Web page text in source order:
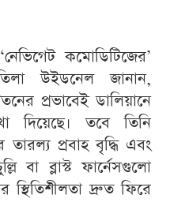
কমোডিটিজের’
উইডনেল জানান,
প্রভাবেই ডালিয়ানে
দিয়েছে। তবে তিনি
তারল্য প্রবাহ বৃদ্ধি এবং
বা ব্লাস্ট ফার্নেসগুলো
স্থিতিশীলতা দ্রুত ফিরে